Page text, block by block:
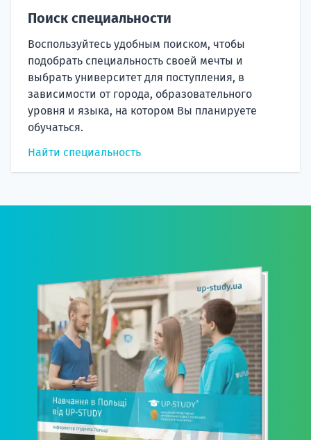
Поиск специальности
Воспользуйтесь удобным поиском, чтобы
подобрать специальность своей мечты и
выбрать университет для поступления, в
зависимости от города, образовательного
уровня и языка, на котором Вы планируете
обучаться.
Найти специальность